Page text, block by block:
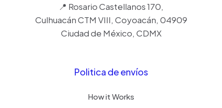
📍 Rosario Castellanos 170,
Culhuacán CTM VIII, Coyoacán, 04909
Ciudad de México, CDMX
Politica de envíos
How it Works